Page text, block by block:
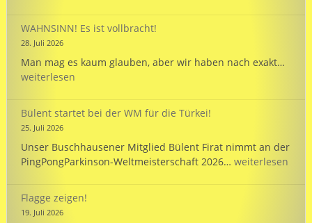
WAHNSINN! Es ist vollbracht!
28. Juli 2026
Man mag es kaum glauben, aber wir haben nach exakt…
weiterlesen
Bülent startet bei der WM für die Türkei!
25. Juli 2026
Unser Buschhausener Mitglied Bülent Firat nimmt an der
PingPongParkinson-Weltmeisterschaft 2026… Bülent
weiterlesen
Flagge zeigen!
19. Juli 2026